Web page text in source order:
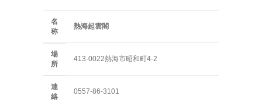
名
称
熱海起雲閣
場
所
413-0022熱海市昭和町4-2
連
絡
0557-86-3101